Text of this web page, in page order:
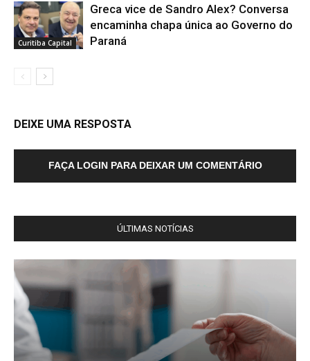
Curitiba Capital
Greca vice de Sandro Alex? Conversa
encaminha chapa única ao Governo do
Paraná
DEIXE UMA RESPOSTA
FAÇA LOGIN PARA DEIXAR UM COMENTÁRIO
ÚLTIMAS NOTÍCIAS